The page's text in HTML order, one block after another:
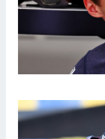
Много картинок...
Футбол
Хоккей
Велогонки
Конькобежный спорт